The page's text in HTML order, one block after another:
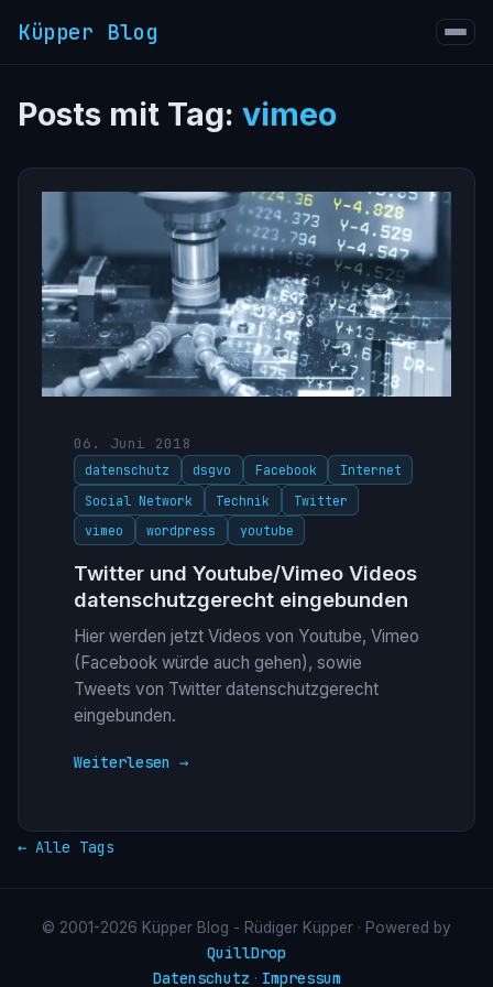
Küpper Blog
Posts mit Tag: vimeo
06. Juni 2018
datenschutz dsgvo Facebook
Internet
Social Network
Technik
Twitter
vimeo
wordpress youtube
Twitter und Youtube/Vimeo Videos
datenschutzgerecht eingebunden
Hier werden jetzt Videos von Youtube, Vimeo
(Facebook würde auch gehen), sowie
Tweets von Twitter datenschutzgerecht
eingebunden.
Weiterlesen →
← Alle Tags
© 2001-2026 Küpper Blog - Rüdiger Küpper · Powered by
QuillDrop
Datenschutz · Impressum